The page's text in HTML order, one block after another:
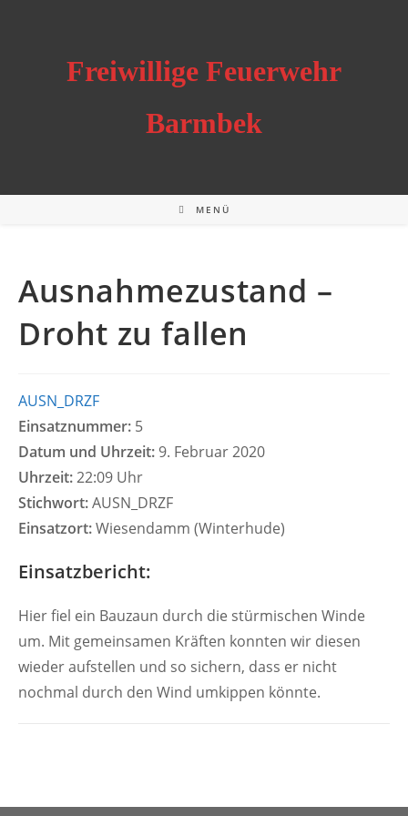
Freiwillige Feuerwehr
Barmbek
MENÜ
Ausnahmezustand –
Droht zu fallen
AUSN_DRZF
Einsatznummer: 5
Datum und Uhrzeit: 9. Februar 2020
Uhrzeit:22:09 Uhr
Stichwort:AUSN_DRZF
Einsatzort:Wiesendamm (Winterhude)
Einsatzbericht:
Hier fiel ein Bauzaun durch die stürmischen Winde
um. Mit gemeinsamen Kräften konnten wir diesen
wieder aufstellen und so sichern, dass er nicht
nochmal durch den Wind umkippen könnte.